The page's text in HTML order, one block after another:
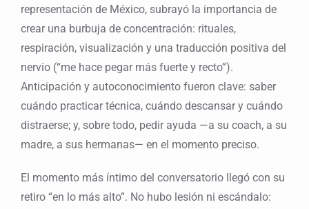
representación de México, subrayó la importancia de
crear una burbuja de concentración: rituales,
respiración, visualización y una traducción positiva del
nervio (“me hace pegar más fuerte y recto”).
Anticipación y autoconocimiento fueron clave: saber
cuándo practicar técnica, cuándo descansar y cuándo
distraerse; y, sobre todo, pedir ayuda —a su coach, a su
madre, a sus hermanas— en el momento preciso.
El momento más íntimo del conversatorio llegó con su
retiro “en lo más alto”. No hubo lesión ni escándalo: